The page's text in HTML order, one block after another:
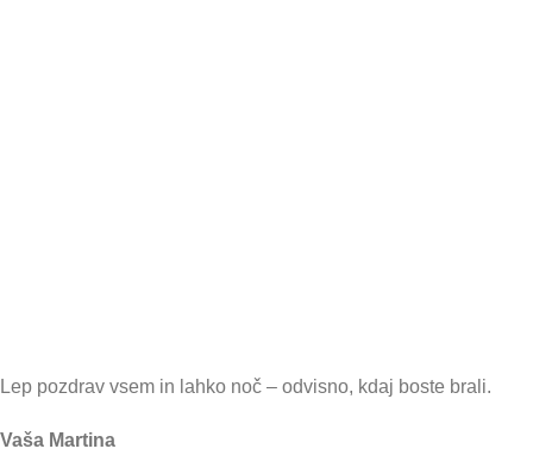
Lep pozdrav vsem in lahko noč – odvisno, kdaj boste brali.
Vaša Martina